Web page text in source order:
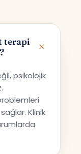
terapi
psikolojik
Klinik